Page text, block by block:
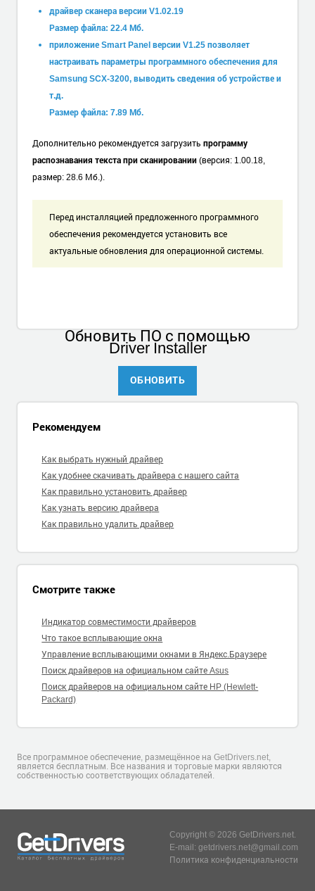
драйвер сканера версии V1.02.19
Размер файла: 22.4 Мб.
приложение Smart Panel версии V1.25 позволяет
настраивать параметры программного обеспечения для
Samsung SCX-3200, выводить сведения об устройстве и
т.д.
Размер файла: 7.89 Мб.
Дополнительно рекомендуется загрузить программу
распознавания текста при сканировании(версия: 1.00.18,
размер: 28.6 Мб.).
Перед инсталляцией предложенного программного
обеспечения рекомендуется установить все
актуальные обновления для операционной системы.
Обновить ПОс помощью
Driver Installer
ОБНОВИТЬ
Рекомендуем
Как выбрать нужный драйвер
Как удобнее скачивать драйвера с нашего сайта
Как правильно установить драйвер
Как узнать версию драйвера
Как правильно удалить драйвер
Смотрите также
Индикатор совместимости драйверов
Что такое всплывающие окна
Управление всплывающими окнами в Яндекс.Браузере
Поиск драйверов на официальном сайте Asus
Поиск драйверов на официальном сайте HP (Hewlett-
Packard)
Все программное обеспечение, размещённое на GetDrivers.net,
является бесплатным. Все названия и торговые марки являются
собственностью соответствующих обладателей.
Copyright © 2026 GetDrivers.net.
E-mail: getdrivers.net@gmail.com
Политика конфиденциальности